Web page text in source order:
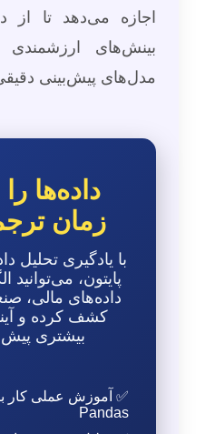
اجازه می‌دهد تا از
بینش‌های
مدل‌های پیش‌بینی
داده‌ها
زمان
با یادگیری تحلیل
پایتون، می‌توانید
داده‌های مالی،
کشف کرده و
بیشتری
✅ آموزش عملی کار با
Pandas